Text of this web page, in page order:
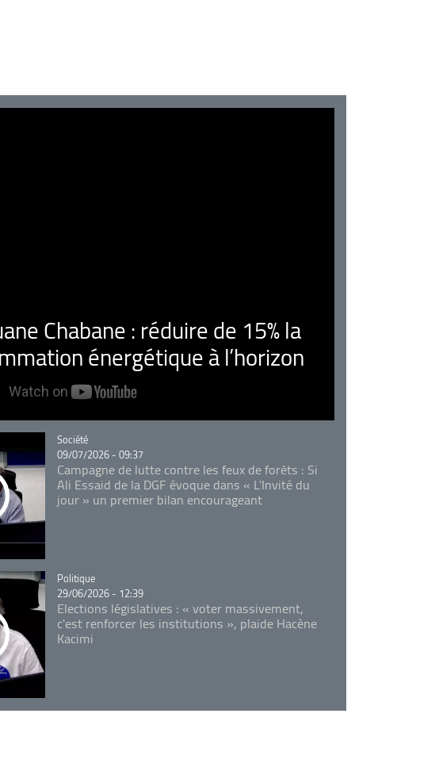
Chabane : réduire de 15% la
énergétique à l’horizon
Catégorie
Société
09/07/2026 - 09:37
Campagne de lutte contre les feux de forêts : Si
Ali Essaid de la DGF évoque dans « L'Invité du
jour » un premier bilan encourageant
Catégorie
Politique
29/06/2026 - 12:39
Elections législatives : « voter massivement,
c'est renforcer les institutions », plaide Hacène
Kacimi